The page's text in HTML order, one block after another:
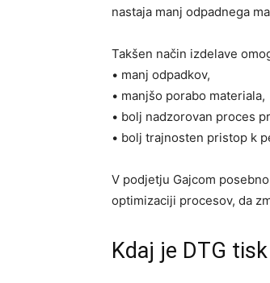
nastaja manj odpadnega
Takšen način izdelave
• manj odpadkov,
• manjšo porabo materiala,
• bolj nadzorovan proces
• bolj trajnosten pristop k
V podjetju Gajcom
optimizaciji procesov, da
Kdaj je DTG